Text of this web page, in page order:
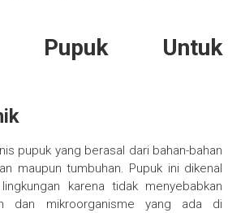
Pupuk Untuk
pupuk yang berasal dari bahan-bahan
maupun tumbuhan. Pupuk ini dikenal
karena tidak menyebabkan
dan mikroorganisme yang ada di